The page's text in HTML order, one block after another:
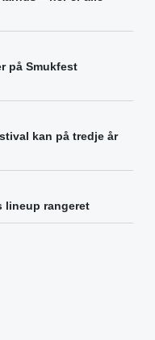
på Smukfest
kan på tredje år
lineup rangeret